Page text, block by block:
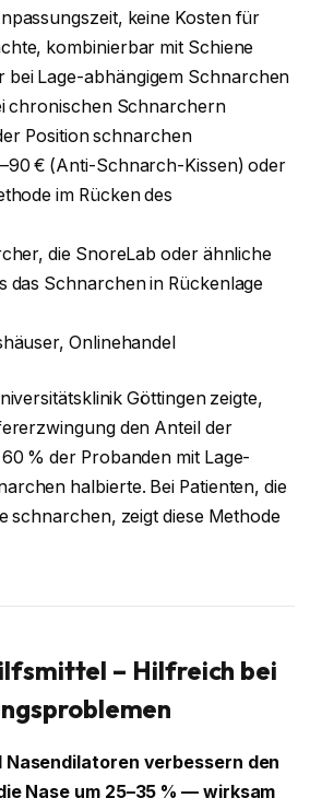
keine Kosten für
kombinierbar mit Schiene
bei Lage-abhängigem Schnarchen
chronischen Schnarchern
Position schnarchen
€ (Anti-Schnarch-Kissen) oder
im Rücken des
die SnoreLab oder ähnliche
das Schnarchen in Rückenlage
Onlinehandel
Göttingen zeigte,
den Anteil der
% der Probanden mit Lage-
halbierte. Bei Patienten, die
schnarchen, zeigt diese Methode
– Hilfreich bei
Nasendilatoren verbessern den
Nase um 25–35 % — wirksam